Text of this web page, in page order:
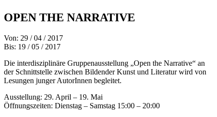
OPEN THE NARRATIVE
Von: 29 / 04 / 2017
Bis: 19 / 05 / 2017
Die interdisziplinäre Gruppenausstellung „Open the Narrative“ an
der Schnittstelle zwischen Bildender Kunst und Literatur wird von
Lesungen junger AutorInnen begleitet.
Ausstellung: 29. April – 19. Mai
Öffnungszeiten: Dienstag – Samstag 15:00 – 20:00